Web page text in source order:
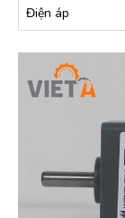
Điện áp